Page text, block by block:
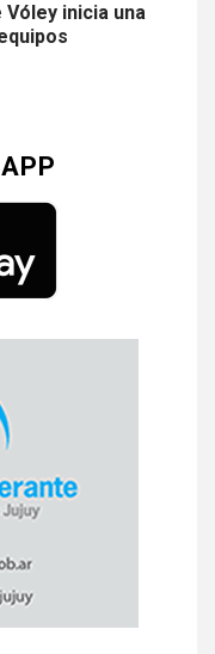
Vóley inicia una